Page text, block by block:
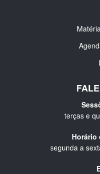
terças e
Horário
segunda a